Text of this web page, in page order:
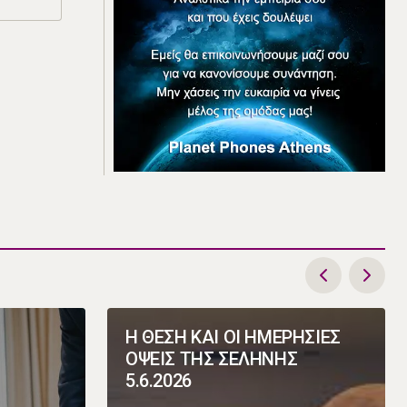
Η ΘΕΣΗ ΚΑΙ ΟΙ ΗΜΕΡΗΣΙΕΣ
ΟΨΕΙΣ ΤΗΣ ΣΕΛΗΝΗΣ
5.6.2026